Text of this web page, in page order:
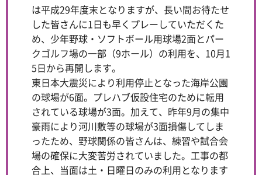
は平成29年度末となりますが、長い間お待たせ
した皆さんに1日も早くプレーしていただくた
め、少年野球・ソフトボール用球場2面とパー
クゴルフ場の一部（9ホール）の利用を、10月1
5日から再開します。
東日本大震災により利用停止となった海岸公園
の球場が6面。プレハブ仮設住宅のために転用
されている球場が3面。加えて、昨年9月の集中
豪雨により河川敷等の球場が3面損傷してしま
ったため、野球関係の皆さんは、練習や試合会
場の確保に大変苦労されていました。工事の都
合上、当面は土・日曜日のみの利用となります